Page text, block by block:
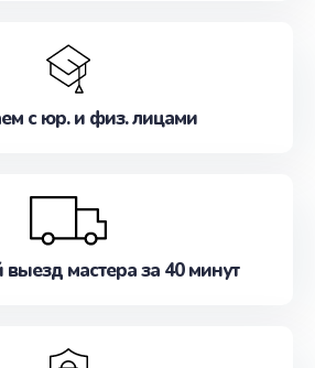
с юр. и физ. лицами
мастера за 40 минут